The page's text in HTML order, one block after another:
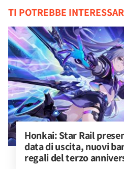
TI POTREBBE
Honkai: Star Rail
data di uscita, nuovi
regali del terzo